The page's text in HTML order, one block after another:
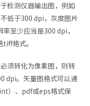
检测仪器输出图，例如
低于300 dpi，灰度图片
至少应当是300 dpi，
格式。
须转化为像素图，则转
dpi。矢量图格式可以通
）、pdf或eps格式保